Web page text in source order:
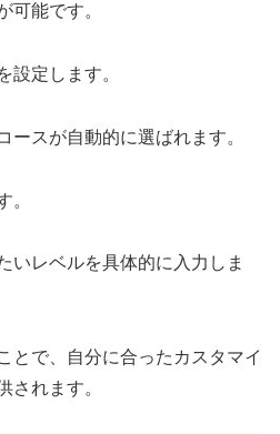
可能です。
設定します。
ースが自動的に選ばれます。
。
いレベルを具体的に入力しま
とで、自分に合ったカスタマイ
されます。